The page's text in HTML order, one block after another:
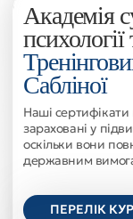
Академія
Сабліної
ПЕРЕЛІК
Наші
зараховані у
оскільки вони
державним